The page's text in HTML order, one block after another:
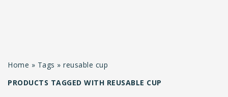
Home » Tags » reusable cup
PRODUCTS TAGGED WITH REUSABLE CUP